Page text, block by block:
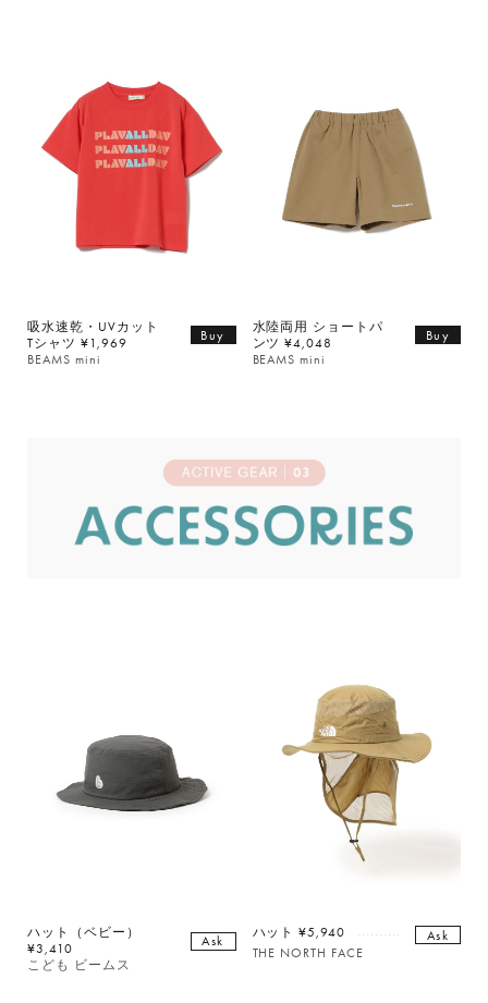
吸水速乾・UVカット
Tシャツ ¥1,969
BEAMS mini
Buy
水陸両用 ショートパ
ンツ ¥4,048
BEAMS mini
Buy
ハット（ベビー）
¥3,410
こども ビームス
Ask
ハット ¥5,940
THE NORTH FACE
Ask